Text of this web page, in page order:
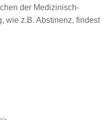
der Medizinisch-
wie z.B. Abstinenz, findest